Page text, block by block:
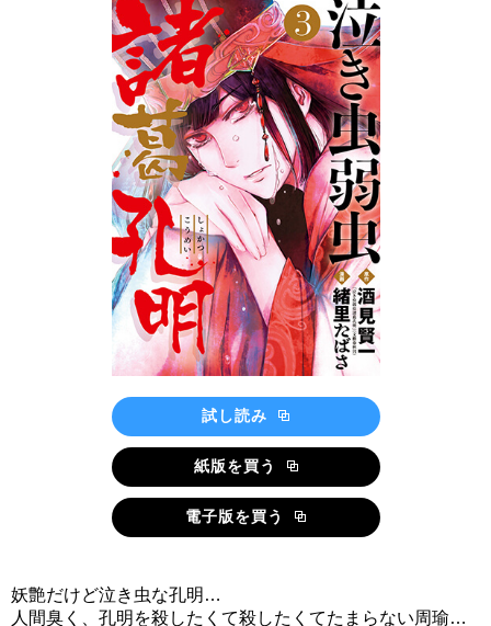
試し読み
紙版を買う
電子版を買う
妖艶だけど泣き虫な孔明…
人間臭く、孔明を殺したくて殺したくてたまらない周瑜…